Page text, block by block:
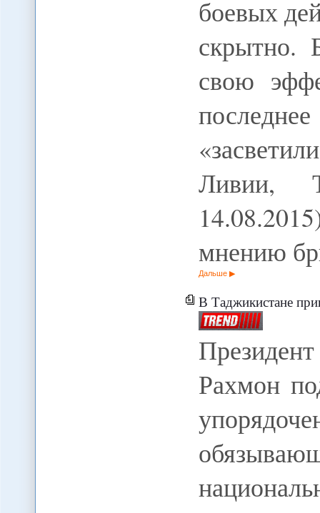
боевых
скрытно.
свою
Ливии,
мнению
Дальше
В Таджикистане
Рахмон